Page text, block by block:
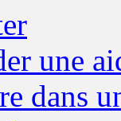
une
dans